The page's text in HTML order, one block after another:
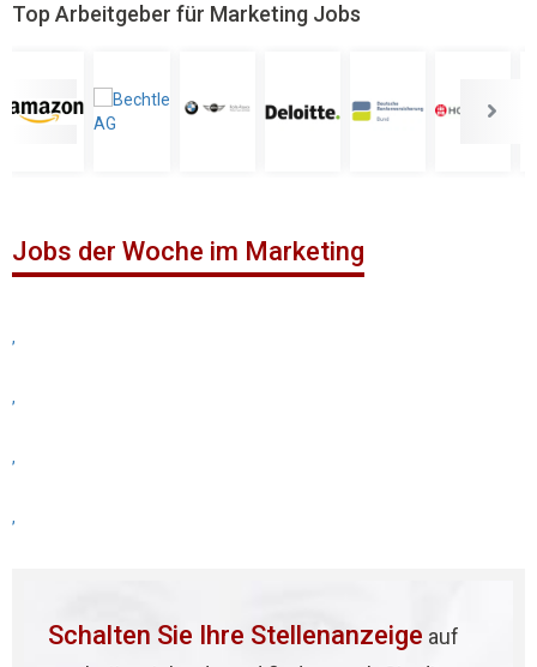
Top Arbeitgeber für Marketing Jobs
Jobs der Woche im Marketing
,
,
,
,
Schalten Sie Ihre Stellenanzeige auf